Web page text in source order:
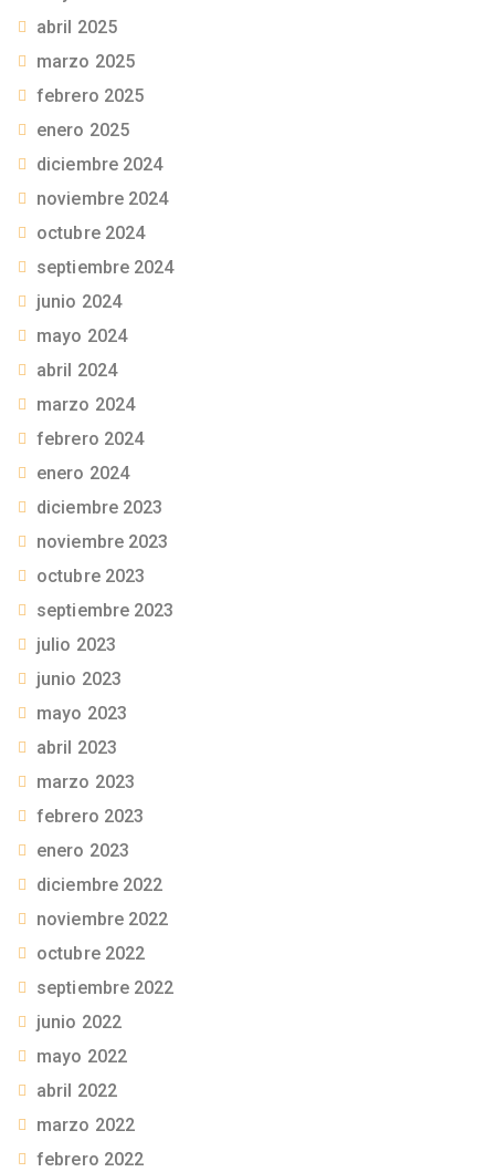
abril 2025
marzo 2025
febrero 2025
enero 2025
diciembre 2024
noviembre 2024
octubre 2024
septiembre 2024
junio 2024
mayo 2024
abril 2024
marzo 2024
febrero 2024
enero 2024
diciembre 2023
noviembre 2023
octubre 2023
septiembre 2023
julio 2023
junio 2023
mayo 2023
abril 2023
marzo 2023
febrero 2023
enero 2023
diciembre 2022
noviembre 2022
octubre 2022
septiembre 2022
junio 2022
mayo 2022
abril 2022
marzo 2022
febrero 2022